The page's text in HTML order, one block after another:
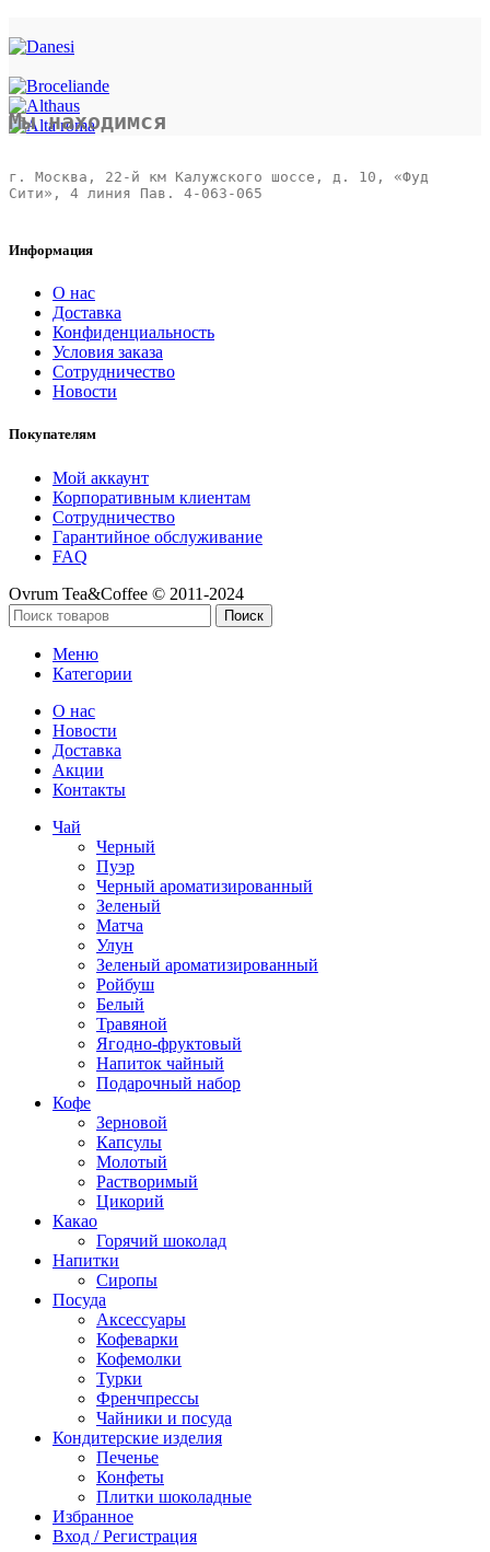
Мы находимся
г. Москва, 22-й км Калужского шоссе, д. 10, «Фуд
Сити», 4 линия Пав. 4-063-065
Информация
О нас
Доставка
Конфиденциальность
Условия заказа
Сотрудничество
Новости
Покупателям
Мой аккаунт
Корпоративным клиентам
Сотрудничество
Гарантийное обслуживание
FAQ
Ovrum Tea&Coffee © 2011-2024
Поиск
Меню
Категории
О нас
Новости
Доставка
Акции
Контакты
Чай
Черный
Пуэр
Черный ароматизированный
Зеленый
Матча
Улун
Зеленый ароматизированный
Ройбуш
Белый
Травяной
Ягодно-фруктовый
Напиток чайный
Подарочный набор
Кофе
Зерновой
Капсулы
Молотый
Растворимый
Цикорий
Какао
Горячий шоколад
Напитки
Сиропы
Посуда
Аксессуары
Кофеварки
Кофемолки
Турки
Френчпрессы
Чайники и посуда
Кондитерские изделия
Печенье
Конфеты
Плитки шоколадные
Избранное
Вход / Регистрация